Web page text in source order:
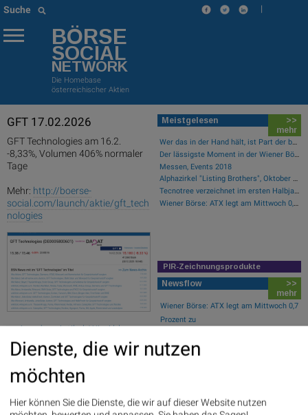
Suche |
BÖRSE
SOCIAL
NETWORK
Die Homebase
österreichischer Aktien
GFT 17.02.2026
GFT Technologies am 16.2.
-8,33%, Volumen 406% normaler
Tage
Mehr: http://boerse-
social.com/launch/aktie/gft_tech
nologies
>> Aus dem Artikel: Wie Ahlers,
GFT Technologies, Siemens,
AT&S, Wirecard und Nemetschek
für Gesprächsstoff sorgten
Beiersdorf : 3.94%» Details
Meistgelesen
>>
mehr
Wer das in der Hand hält, ist Part der boersegeschichte.at
Der lässigste Moment in der Wiener Börsegeschichte
Messen, Events 2018
Alphazirkel "Listing Brothers", Oktober 2019, Säulenhalle Wiener Börse
Tecnotree verzeichnet im ersten Halbjahr 2026 ein zweistelliges Gewinnwachstum und eine beschleunigte Einführungsdynamik
Wiener Börse: ATX legt am Mittwoch 0,7 Prozent zu
PIR-Zeichnungsprodukte
Newsflow
>>
mehr
Wiener Börse: ATX legt am Mittwoch 0,7
Prozent zu
steigt meh...
voestalpine, AT&S ...
Dienste, die wir nutzen
möchten
Hier können Sie die Dienste, die wir auf dieser Website nutzen